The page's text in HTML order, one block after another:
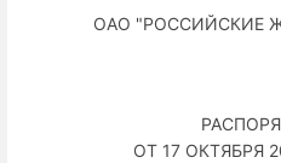
ОАО "РОССИЙСКИЕ
ОТ 17 ОКТЯБРЯ